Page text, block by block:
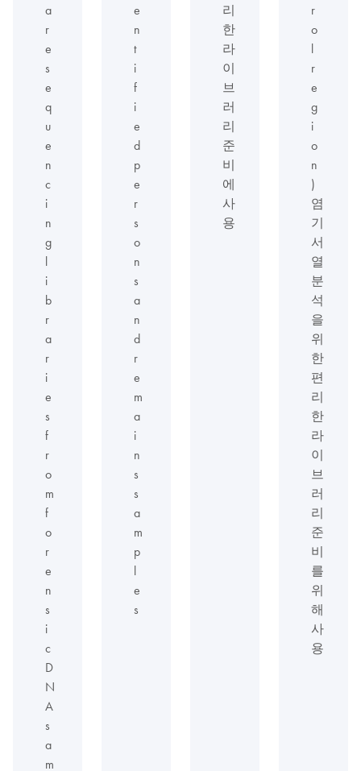
a
r
e
s
e
q
u
e
n
c
i
n
g
l
i
b
r
a
r
i
e
s
f
r
o
m
f
o
r
e
n
s
i
c
D
N
A
s
a
m
e
n
t
i
f
i
e
d
p
e
r
s
o
n
s
a
n
d
r
e
m
a
i
n
s
s
a
m
p
l
e
s
리
한
라
이
브
러
리
준
비
에
사
용
r
o
l
r
e
g
i
o
n
)
염
기
서
열
분
석
을
위
한
편
리
한
라
이
브
러
리
준
비
를
위
해
사
용